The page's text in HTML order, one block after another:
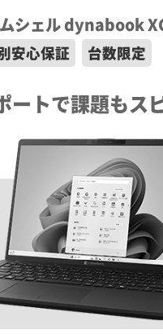
シェル dynabook
安心保証 台数限定
ートで課題もス